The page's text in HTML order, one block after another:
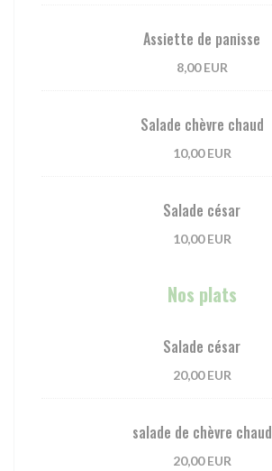
Assiette de panisse
8,00 EUR
Salade chèvre chaud
10,00 EUR
Salade césar
10,00 EUR
Nos plats
Salade césar
20,00 EUR
salade de chèvre chaud
20,00 EUR